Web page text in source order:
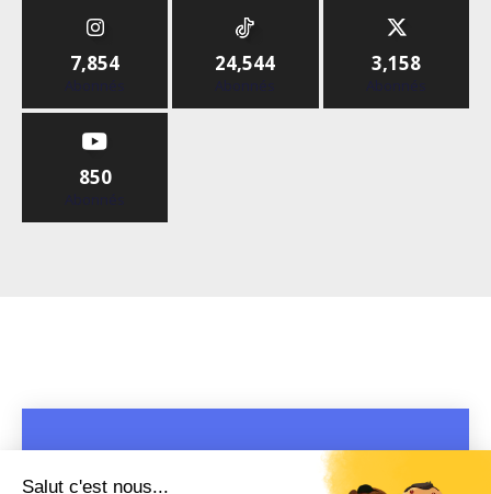
7,854
Abonnés
24,544
Abonnés
3,158
Abonnés
850
Abonnés